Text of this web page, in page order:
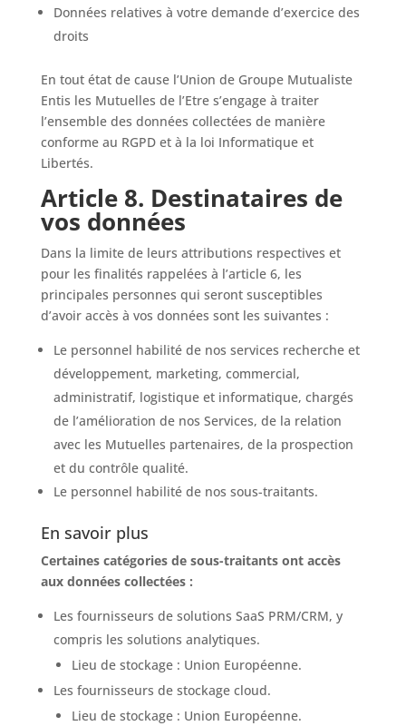
Données relatives à votre demande d’exercice des
droits
En tout état de cause l’Union de Groupe Mutualiste
Entis les Mutuelles de l’Etre s’engage à traiter
l’ensemble des données collectées de manière
conforme au RGPD et à la loi Informatique et
Libertés.
Article 8. Destinataires de
vos données
Dans la limite de leurs attributions respectives et
pour les finalités rappelées à l’article 6, les
principales personnes qui seront susceptibles
d’avoir accès à vos données sont les suivantes :
Le personnel habilité de nos services recherche et
développement, marketing, commercial,
administratif, logistique et informatique, chargés
de l’amélioration de nos Services, de la relation
avec les Mutuelles partenaires, de la prospection
et du contrôle qualité.
Le personnel habilité de nos sous-traitants.
En savoir plus
Certaines catégories de sous-traitants ont accès
aux données collectées :
Les fournisseurs de solutions SaaS PRM/CRM, y
compris les solutions analytiques.
Lieu de stockage : Union Européenne.
Les fournisseurs de stockage cloud.
Lieu de stockage : Union Européenne.